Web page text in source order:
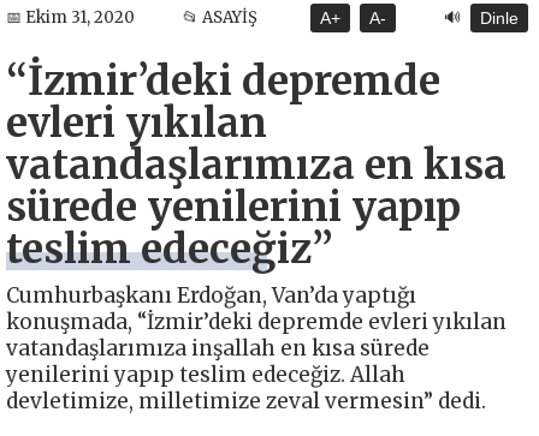
📅 Ekim 31, 2020 📂 ASAYİŞ A+ A- 🔊 Dinle
“İzmir’deki depremde
evleri yıkılan
vatandaşlarımıza en kısa
sürede yenilerini yapıp
teslim edeceğiz”
Cumhurbaşkanı Erdoğan, Van’da yaptığı
konuşmada, “İzmir’deki depremde evleri yıkılan
vatandaşlarımıza inşallah en kısa sürede
yenilerini yapıp teslim edeceğiz. Allah
devletimize, milletimize zeval vermesin” dedi.